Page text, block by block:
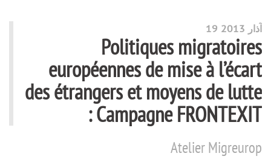
19 آذار 2013
Politiques migratoires
européennes de mise à l’écart
des étrangers et moyens de lutte
: Campagne FRONTEXIT
Atelier Migreurop